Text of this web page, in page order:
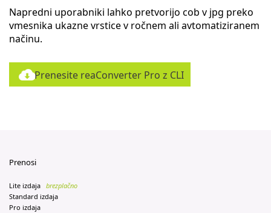
Napredni uporabniki lahko pretvorijo cob v jpg preko
vmesnika ukazne vrstice v ročnem ali avtomatiziranem
načinu.
Prenesite reaConverter Pro z CLI
Prenosi
Lite izdaja brezplačno
Standard izdaja
Pro izdaja